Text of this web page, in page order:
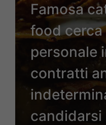
Famosa
food cerca
personale
contratti
candidarsi